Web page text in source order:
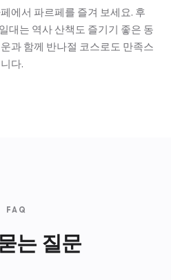
에서 파르페를 즐겨 보세요. 후
대는 역사 산책도 즐기기 좋은 동
과 함께 반나절 코스로도 만족스
다.
FAQ
는 질문